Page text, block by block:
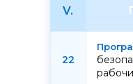
V.
22